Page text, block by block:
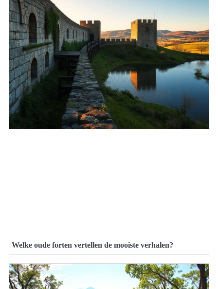
Welke oude forten vertellen de mooiste verhalen?